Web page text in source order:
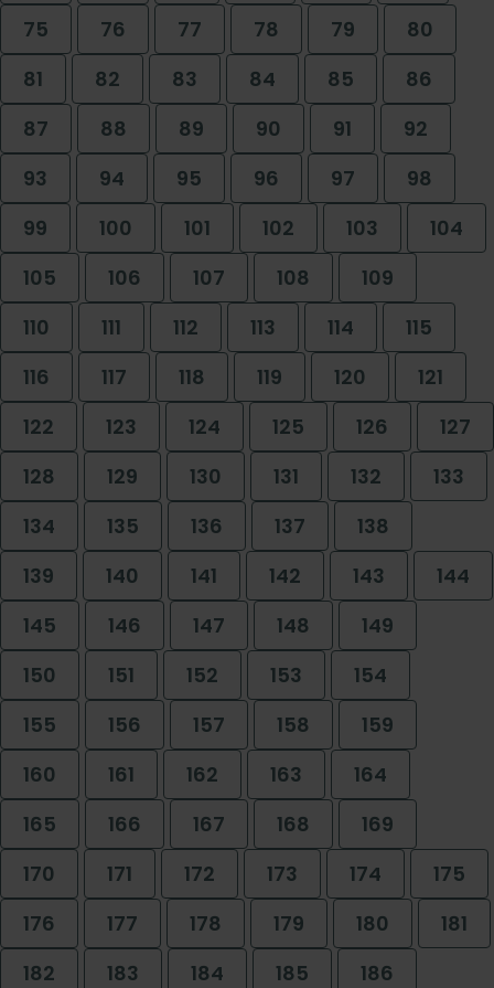
75
76 77 78 79
80
81
82 83 84 85
86
87
88 89 90 91
92
93
94 95 96 97
98
99
100 101 102 103
104
105
106 107 108
109
110
111 112 113 114
115
116
117 118 119 120
121
122
123 124 125 126
127
128
129 130 131 132
133
134
135 136 137
138
139
140 141 142 143
144
145
146 147 148
149
150
151 152 153
154
155
156 157 158
159
160
161 162 163
164
165
166 167 168
169
170
171 172 173 174
175
176
177 178 179 180
181
182
183 184 185
186